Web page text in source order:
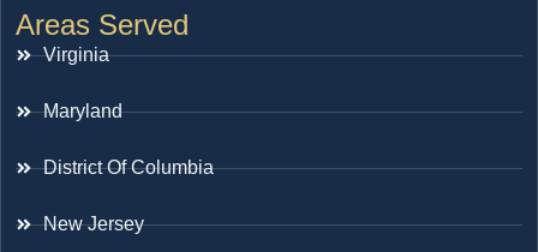
Areas Served
Virginia
Maryland
District Of Columbia
New Jersey